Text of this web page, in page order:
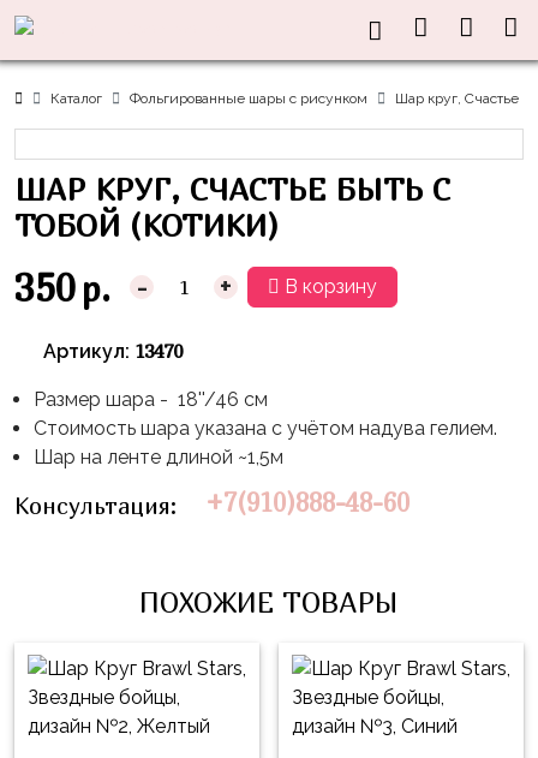
Каталог Фольгированные шары с рисунком Шар круг, Счастье
ШАР КРУГ, СЧАСТЬЕ БЫТЬ С
ТОБОЙ (КОТИКИ)
350 р. - + В корзину
Артикул: 13470
Размер шара - 18''/46 см
Стоимость шара указана с учётом надува гелием.
Шар на ленте длиной ~1,5м
Консультация: +7(910)888-48-60
ПОХОЖИЕ ТОВАРЫ
консультация?
Акции
Каталог
Латексные
шары
без
Латексные
шары
рисунком
Фольгированные
сердца/
звёзды
81
см
Фольга
Праздники
8
марта
23
Дембель
Родился
День
Рождения
День
Сентября
Хэллоуин
Тематики
Оранжевая
Корова
Маша
Медведь
Трактор
Миньоны
Пикачу
Леди
ми-
мишки
Информация
О нас
Доставка
и оплата
Контакты
+7(910)888-
48-
60
Бор,
ул.
М.Горького,
62/2